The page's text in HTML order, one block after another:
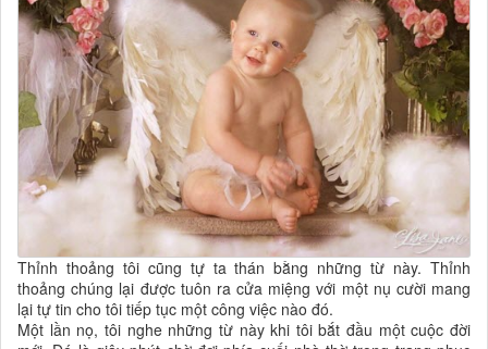
Thỉnh thoảng tôi cũng tự ta thán bằng những từ này. Thỉnh
thoảng chúng lại được tuôn ra cửa miệng với một nụ cười mang
lại tự tin cho tôi tiếp tục một công việc nào đó.
Một lần nọ, tôi nghe những từ này khi tôi bắt đầu một cuộc đời